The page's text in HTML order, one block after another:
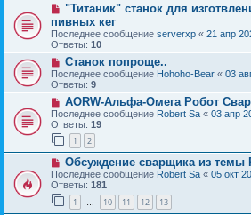
"Титаник" cтанок для
пивных кег
Последнее сообщение serverxp « 21 апр
Ответы: 10
Станок попроще..
Последнее сообщение Hohoho-Bear « 03
Ответы: 9
AORW-Альфа-Омега Робот
Последнее сообщение Robert Sa « 03 апр
Ответы: 19
1 2
Обсуждение сварщика из темы
Последнее сообщение Robert Sa « 05 окт
Ответы: 181
1 … 10 11 12 13